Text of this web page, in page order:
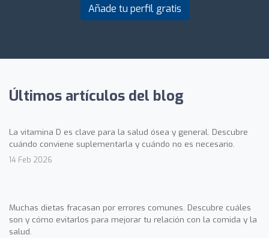
Añade tu perfil gratis
Últimos artículos del blog
La vitamina D es clave para la salud ósea y general. Descubre
cuándo conviene suplementarla y cuándo no es necesario.
14 Feb 2026
Muchas dietas fracasan por errores comunes. Descubre cuáles
son y cómo evitarlos para mejorar tu relación con la comida y la
salud.